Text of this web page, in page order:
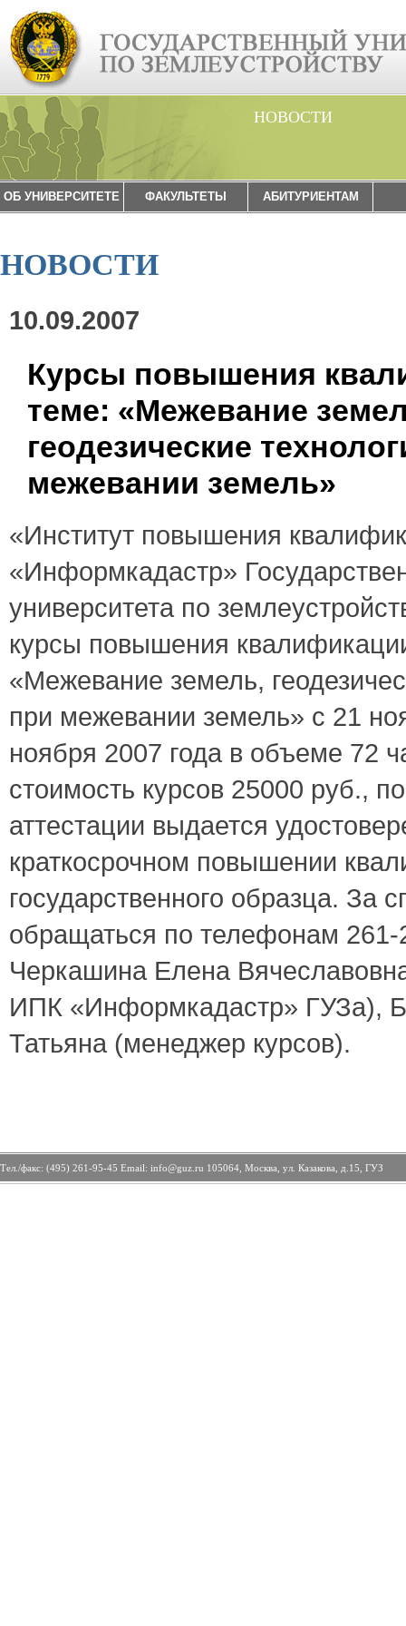
НОВОСТИ
ОБ УНИВЕРСИТЕТЕ ФАКУЛЬТЕТЫ АБИТУРИЕНТАМ
НОВОСТИ
10.09.2007
Курсы повышения
теме: «Межевание
геодезические
межевании земель»
«Институт повышения
«Информкадастр»
университета по
курсы повышения
«Межевание земель,
при межевании земель» с 21
ноября 2007 года в объеме 72
стоимость курсов 25000 руб.,
аттестации выдается
краткосрочном повышении
государственного образца. За
обращаться по телефонам
Черкашина Елена
ИПК «Информкадастр» ГУЗа),
Татьяна (менеджер курсов).
Тел./факс: (495) 261-95-45 Email: info@guz.ru 105064, Москва, ул. Казакова, д.15, ГУЗ